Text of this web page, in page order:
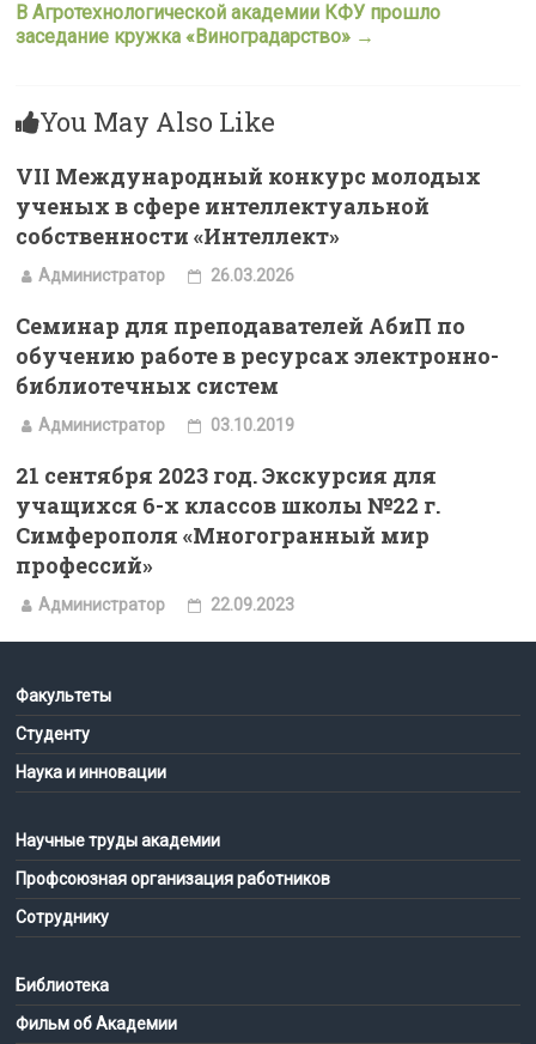
В Агротехнологической академии КФУ прошло
заседание кружка «Виноградарство» →
You May Also Like
VII Международный конкурс молодых
ученых в сфере интеллектуальной
собственности «Интеллект»
Администратор 26.03.2026
Семинар для преподавателей АбиП по
обучению работе в ресурсах электронно-
библиотечных систем
Администратор 03.10.2019
21 сентября 2023 год. Экскурсия для
учащихся 6-х классов школы №22 г.
Симферополя «Многогранный мир
профессий»
Администратор 22.09.2023
Факультеты
Студенту
Наука и инновации
Научные труды академии
Профсоюзная организация работников
Сотруднику
Библиотека
Фильм об Академии